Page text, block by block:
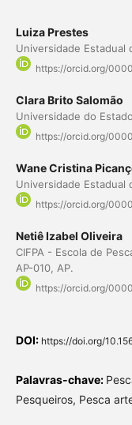
Luiza Prestes
Universidade Estadual
https://orcid.org/
Clara Brito Salomão
Universidade do
https://orcid.org/
Wane Cristina
Universidade Estadual
https://orcid.org/
Netiê Izabel Oliveira
CIFPA - Escola de
AP-010, AP.
https://orcid.org/
DOI: https://doi.org/
Palavras-chave:
Pesqueiros, Pesca